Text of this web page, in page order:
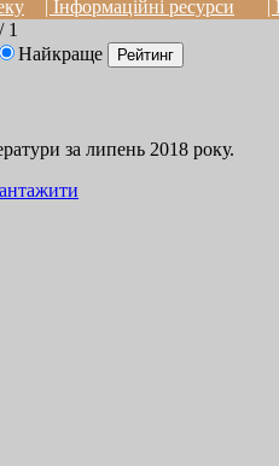
| Інформаційні ресурси
|
/ 1
Найкраще
за липень 2018 року.